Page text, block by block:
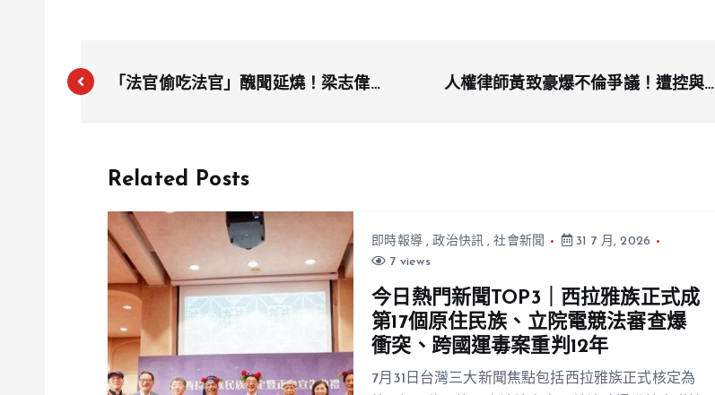
「法官偷吃法官」醜聞延燒！梁志偉與
人權律師黃致豪爆不倫爭議！遭控與女
Related Posts
即時報導,政治快訊,社會新聞
31 7 月, 2026
7 views
今日熱門新聞TOP3｜西拉雅族正式成
第17個原住民族、立院電競法審查爆
衝突、跨國運毒案重判12年
7月31日台灣三大新聞焦點包括西拉雅族正式核定為